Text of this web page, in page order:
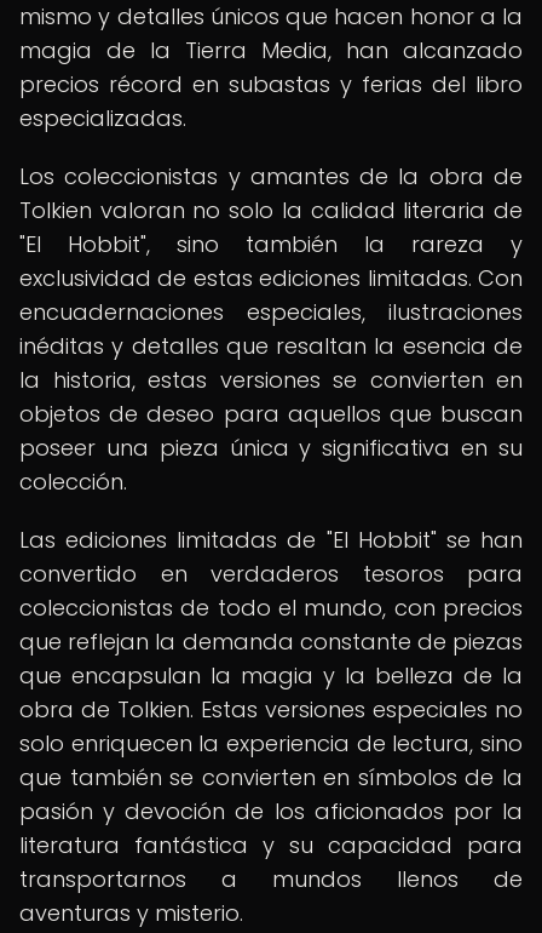
mismo y detalles únicos que hacen honor a la
magia de la Tierra Media, han alcanzado
precios récord en subastas y ferias del libro
especializadas.
Los coleccionistas y amantes de la obra de
Tolkien valoran no solo la calidad literaria de
"El Hobbit", sino también la rareza y
exclusividad de estas ediciones limitadas. Con
encuadernaciones especiales, ilustraciones
inéditas y detalles que resaltan la esencia de
la historia, estas versiones se convierten en
objetos de deseo para aquellos que buscan
poseer una pieza única y significativa en su
colección.
Las ediciones limitadas de "El Hobbit" se han
convertido en verdaderos tesoros para
coleccionistas de todo el mundo, con precios
que reflejan la demanda constante de piezas
que encapsulan la magia y la belleza de la
obra de Tolkien. Estas versiones especiales no
solo enriquecen la experiencia de lectura, sino
que también se convierten en símbolos de la
pasión y devoción de los aficionados por la
literatura fantástica y su capacidad para
transportarnos a mundos llenos de
aventuras y misterio.